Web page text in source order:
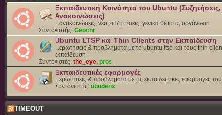
Εκπαιδευτική Κοινότητα του Ubuntu
Ανακοινώσεις)
...ανακοινώσεις, νέα, συζητήσεις, γενικά θέματα, οργάνωση
Συντονιστής: Geochr
Ubuntu LTSP και Thin Clients στην Εκπαίδευση
...ερωτήσεις & προβλήματα με το ubuntu ltsp και τους thin
εκπαίδευση
Συντονιστές: the_eye pros
Εκπαιδευτικές εφαρμογές
...ερωτήσεις & προβλήματα με τις εκπαιδευτικές εφαρμογές
Συντονιστής: ubuderix
TIMEOUT